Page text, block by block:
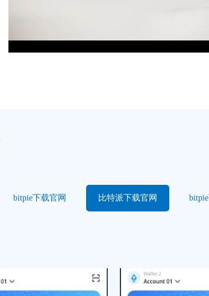
bitpie下载官网 比特派下载官网